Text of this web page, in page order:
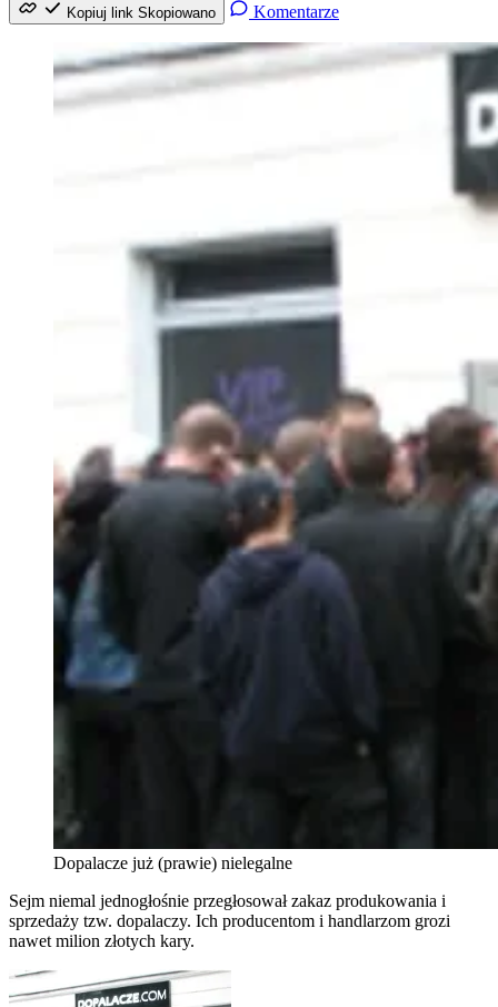
Kopiuj link Skopiowano Komentarze
Dopalacze już (prawie) nielegalne
Sejm niemal jednogłośnie przegłosował zakaz produkowania i
sprzedaży tzw. dopalaczy. Ich producentom i handlarzom grozi
nawet milion złotych kary.